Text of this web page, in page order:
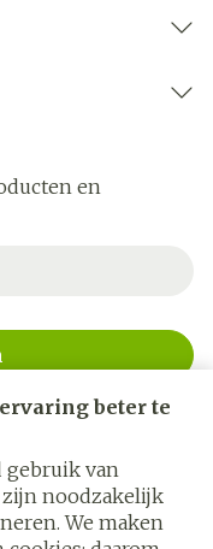
beter te
gebruik van
zijn noodzakelijk
We maken
en
u zich in voor onze